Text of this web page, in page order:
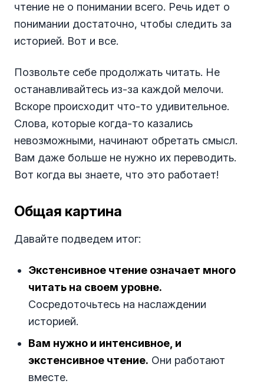
чтение не о понимании всего. Речь идет о
понимании достаточно, чтобы следить за
историей. Вот и все.
Позвольте себе продолжать читать. Не
останавливайтесь из-за каждой мелочи.
Вскоре происходит что-то удивительное.
Слова, которые когда-то казались
невозможными, начинают обретать смысл.
Вам даже больше не нужно их переводить.
Вот когда вы знаете, что это работает!
Общая картина
Давайте подведем итог:
Экстенсивное чтение означает много
читать на своем уровне.
Сосредоточьтесь на наслаждении
историей.
Вам нужно и интенсивное, и
экстенсивное чтение. Они работают
вместе.